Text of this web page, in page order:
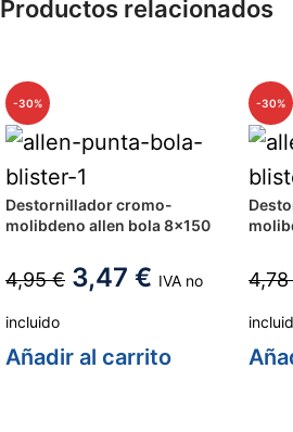
Productos relacionados
-30%
Destornillador cromo-
molibdeno allen bola 8×150
4,95€ 3,47 € IVA no
incluido
Añadir al carrito
-30%
4,78